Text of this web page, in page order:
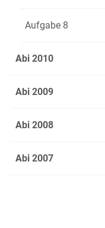
Aufgabe 8
Abi 2010
Abi 2009
Abi 2008
Abi 2007